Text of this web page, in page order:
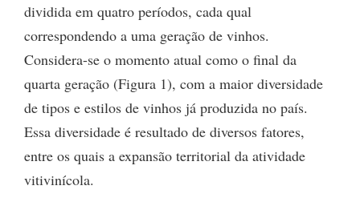
dividida em quatro períodos, cada qual
correspondendo a uma geração de vinhos.
Considera-se o momento atual como o final da
quarta geração (Figura 1), com a maior diversidade
de tipos e estilos de vinhos já produzida no país.
Essa diversidade é resultado de diversos fatores,
entre os quais a expansão territorial da atividade
vitivinícola.